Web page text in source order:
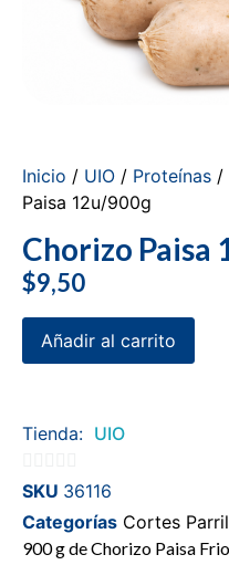
Inicio / UIO / Proteínas /
Paisa 12u/900g
Chorizo Paisa
$9,50
Añadir al carrito
Tienda: UIO
0
de
5
SKU 36116
Categorías Cortes
900 g de Chorizo Paisa